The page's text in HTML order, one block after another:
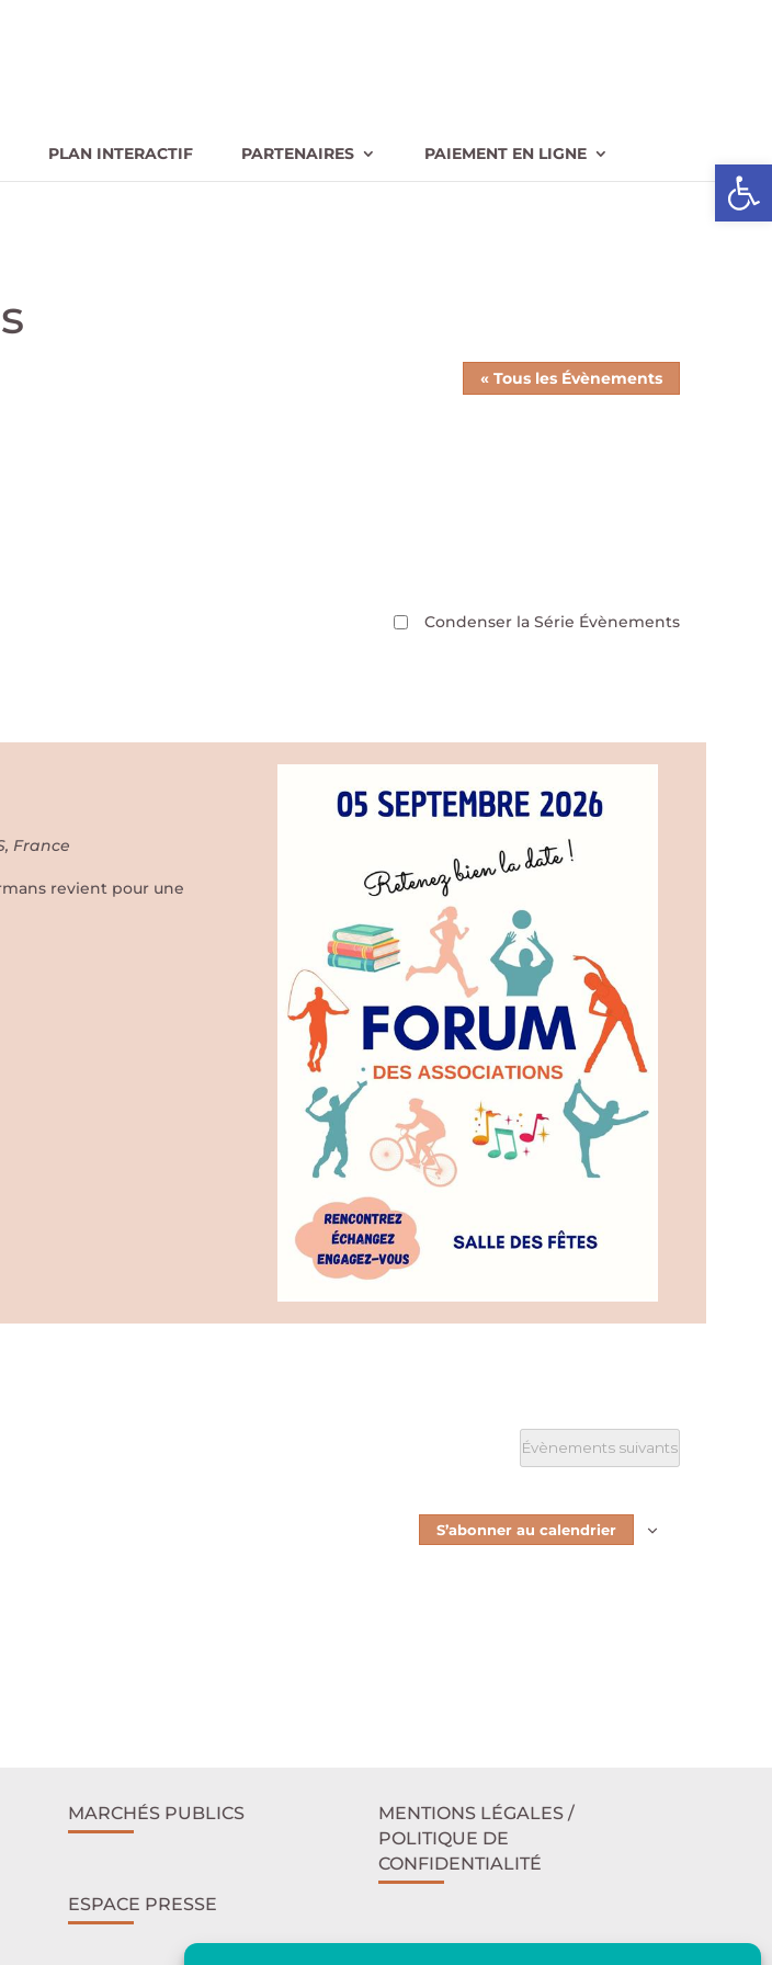
Ouvrir
PLAN INTERACTIF PARTENAIRES PAIEMENT EN LIGNE
« Tous les Évènements
Condenser la Série Évènements
France
revient pour une
Évènements suivants
S’abonner au calendrier
MARCHÉS PUBLICS
ESPACE PRESSE
MENTIONS LÉGALES /
POLITIQUE DE
CONFIDENTIALITÉ